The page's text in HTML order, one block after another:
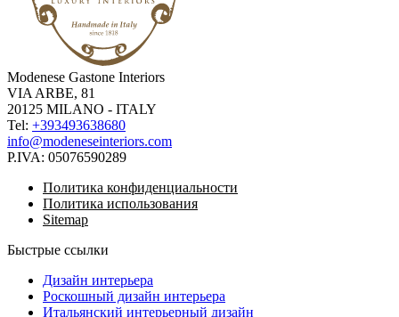
Modenese Gastone Interiors
VIA ARBE, 81
20125 MILANO - ITALY
Tel: +393493638680
info@modeneseinteriors.com
P.IVA: 05076590289
Политика конфиденциальности
Политика использования
Sitemap
Быстрые ссылки
Дизайн интерьера
Роскошный дизайн интерьера
Итальянский интерьерный дизайн